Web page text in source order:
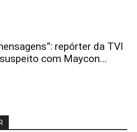
repórter da TVI
com Maycon...